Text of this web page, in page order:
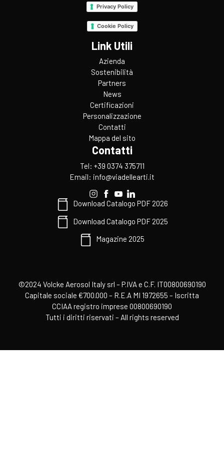
Privacy Policy
Cookie Policy
Link Utili
Azienda
Sostenibilità
Partners
News
Certificazioni
Personalizzazione
Contatti
Mappa del sito
Contatti
Tel: +39 0374 375711
Email: info@viadellearti.it
Download Catalogo PDF 2026
Download Catalogo PDF 2025
Magazine 2025
©2024 Volcke Aerosol Italy srl – P.IVA e C.F. IT00800690190
Capitale sociale €700.000 – R.E.A MI 1972655 – Iscritta
CCIAA registro imprese 00800690190
Tutti i diritti riservati – All rights reserved